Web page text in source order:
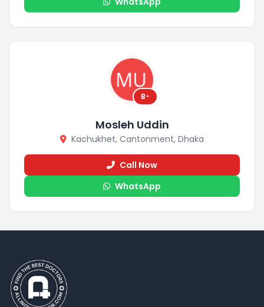
B-
Mosleh Uddin
Kachukhet, Cantonment, Dhaka
Call Now
WhatsApp